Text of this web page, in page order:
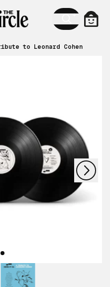
to Leonard Cohen
nächstes